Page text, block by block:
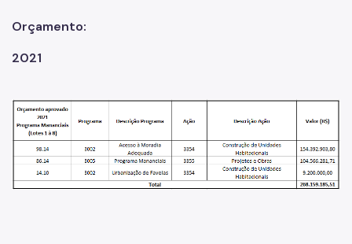
Orçamento:
2021